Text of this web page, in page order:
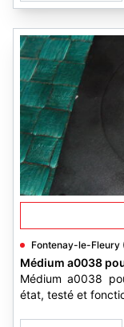
Fontenay-le-Fleury
Médium a0038
Médium a0038
état, testé et